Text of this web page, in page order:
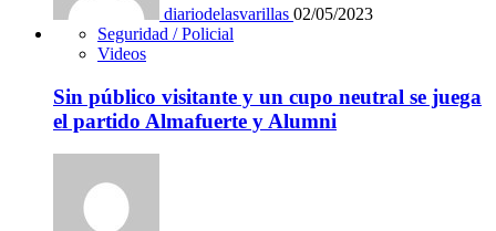
diariodelasvarillas 02/05/2023
Seguridad / Policial
Videos
Sin público visitante y un cupo neutral se juega
el partido Almafuerte y Alumni